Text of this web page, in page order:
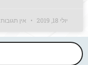
יולי 18, 2019 אין תגובות